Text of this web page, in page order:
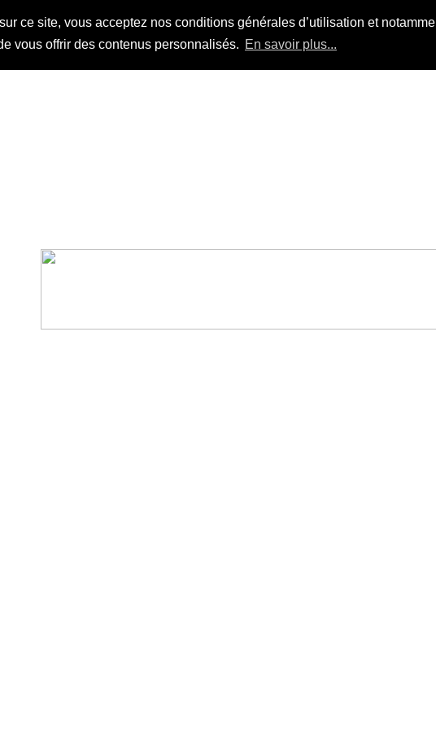
ce site, vous acceptez nos conditions générales d’utilisation et
vous offrir des contenus personnalisés. En savoir plus...